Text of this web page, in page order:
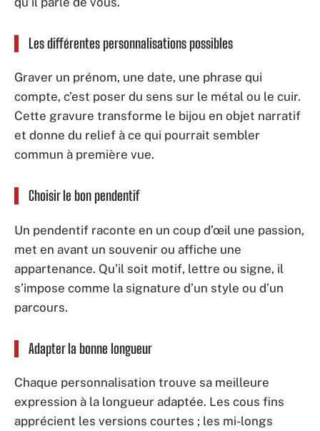
Les différentes personnalisations possibles
Graver un prénom, une date, une phrase qui
compte, c’est poser du sens sur le métal ou le cuir.
Cette gravure transforme le bijou en objet narratif
et donne du relief à ce qui pourrait sembler
commun à première vue.
Choisir le bon pendentif
Un pendentif raconte en un coup d’œil une passion,
met en avant un souvenir ou affiche une
appartenance. Qu’il soit motif, lettre ou signe, il
s’impose comme la signature d’un style ou d’un
parcours.
Adapter la bonne longueur
Chaque personnalisation trouve sa meilleure
expression à la longueur adaptée. Les cous fins
apprécient les versions courtes ; les mi-longs